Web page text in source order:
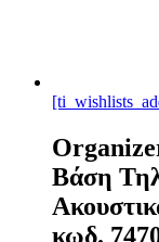
Βάση
κωδ.